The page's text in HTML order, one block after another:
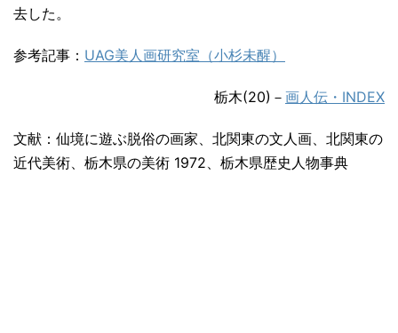
去した。
参考記事： UAG美人画研究室（小杉未醒）
栃木(20)－ 画人伝・INDEX
文献：仙境に遊ぶ脱俗の画家、北関東の文人画、北関東の
近代美術、栃木県の美術 1972、栃木県歴史人物事典